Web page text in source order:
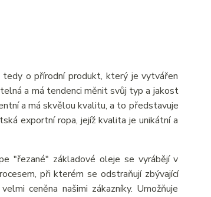
tedy o přírodní produkt, který je vytvářen
a má tendenci měnit svůj typ a jakost
a má skvělou kvalitu, a to představuje
exportní ropa, jejíž kvalita je unikátní a
"řezané" základové oleje se vyrábějí v
při kterém se odstraňují zbývající
ceněna našimi zákazníky. Umožňuje